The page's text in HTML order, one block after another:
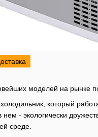
моделей на рынке
который
нем - экологически
среде.